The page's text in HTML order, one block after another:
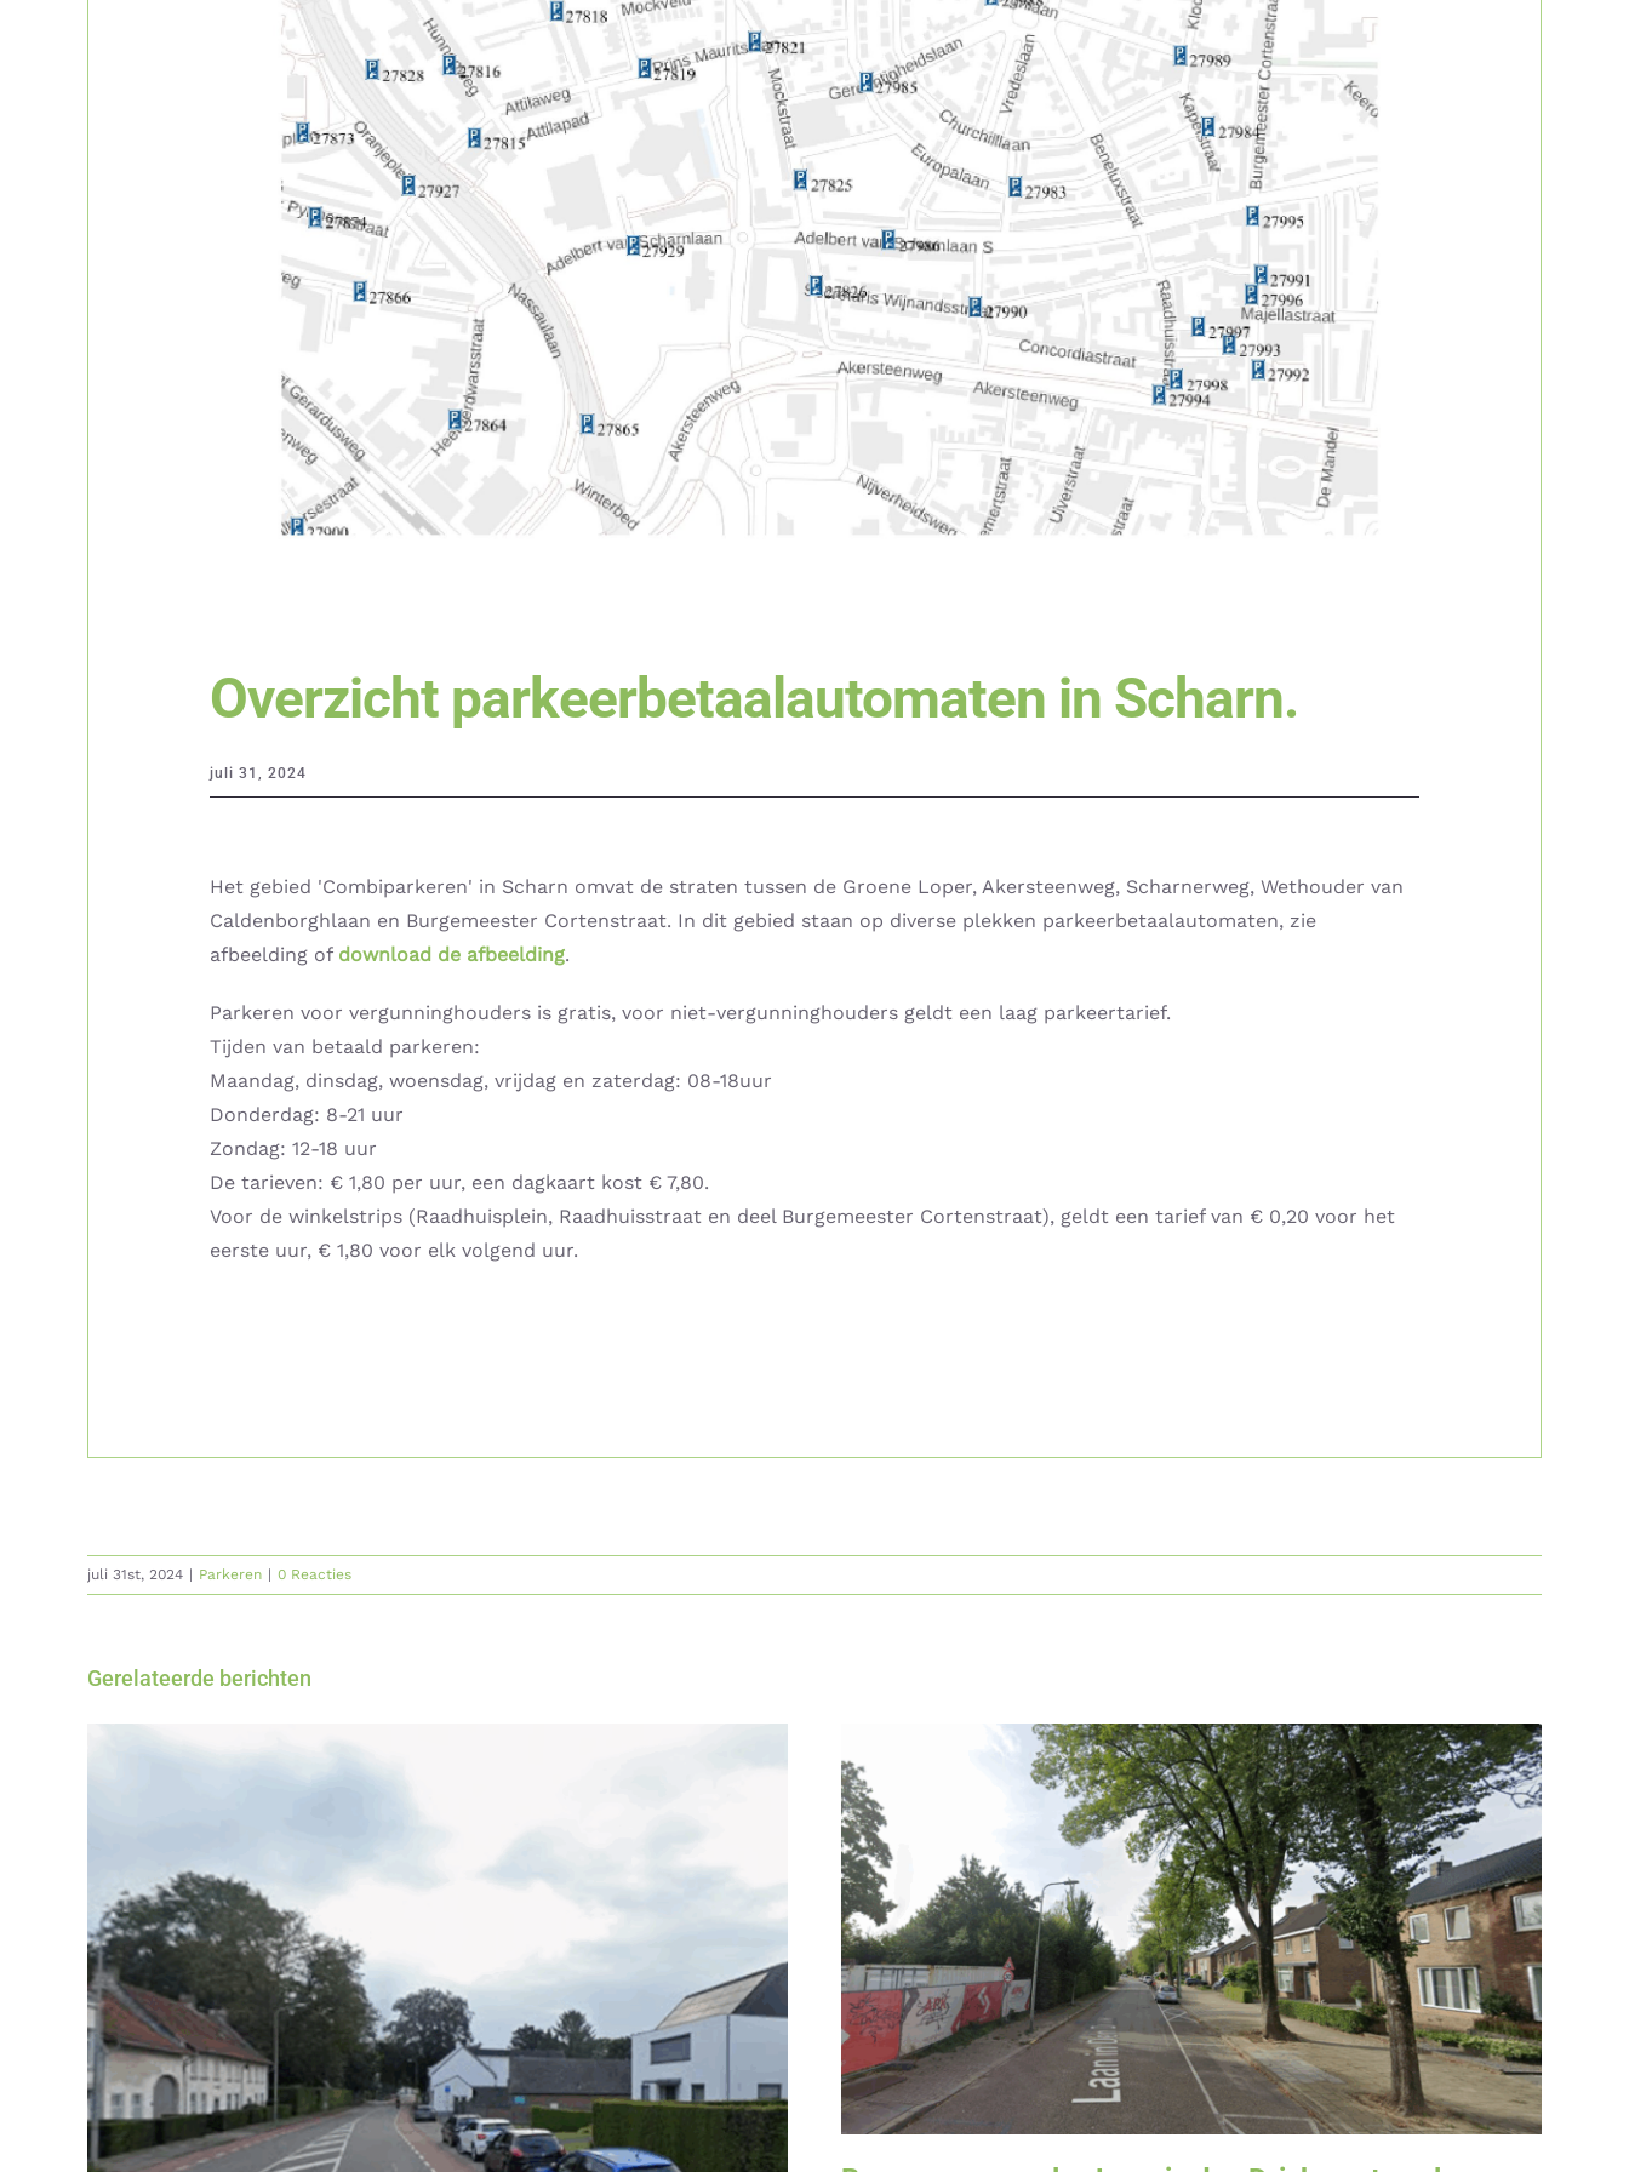
Overzicht parkeerbetaalautomaten in Scharn.
juli 31, 2024
Het gebied 'Combiparkeren' in Scharn omvat de straten tussen de Groene Loper, Akersteenweg, Scharnerweg, Wethouder van
Caldenborghlaan en Burgemeester Cortenstraat. In dit gebied staan op diverse plekken parkeerbetaalautomaten, zie
afbeelding of download de afbeelding.
Parkeren voor vergunninghouders is gratis, voor niet-vergunninghouders geldt een laag parkeertarief.
Tijden van betaald parkeren:
Maandag, dinsdag, woensdag, vrijdag en zaterdag: 08-18uur
Donderdag: 8-21 uur
Zondag: 12-18 uur
De tarieven: € 1,80 per uur, een dagkaart kost € 7,80.
Voor de winkelstrips (Raadhuisplein, Raadhuisstraat en deel Burgemeester Cortenstraat)​, geldt een tarief van € 0,20 voor het
eerste uur, € 1,80 voor elk volgend uur.
juli 31st, 2024 | Parkeren | 0 Reacties
Gerelateerde berichten